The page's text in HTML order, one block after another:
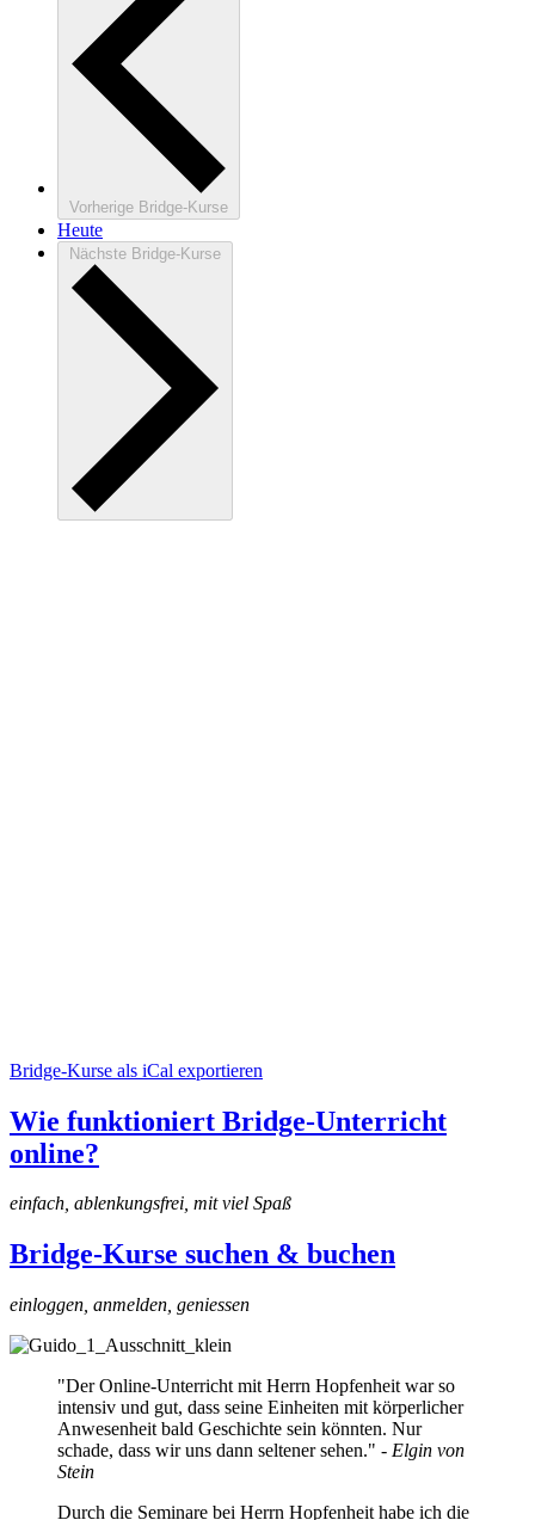
Vorherige Bridge-Kurse
Heute
Nächste Bridge-Kurse
Bridge-Kurse als iCal exportieren
Wie funktioniert Bridge-Unterricht
online?
einfach, ablenkungsfrei, mit viel Spaß
Bridge-Kurse suchen & buchen
einloggen, anmelden, geniessen
"Der Online-Unterricht mit Herrn Hopfenheit war so
intensiv und gut, dass seine Einheiten mit körperlicher
Anwesenheit bald Geschichte sein könnten. Nur
schade, dass wir uns dann seltener sehen." - Elgin von
Stein
Durch die Seminare bei Herrn Hopfenheit habe ich die